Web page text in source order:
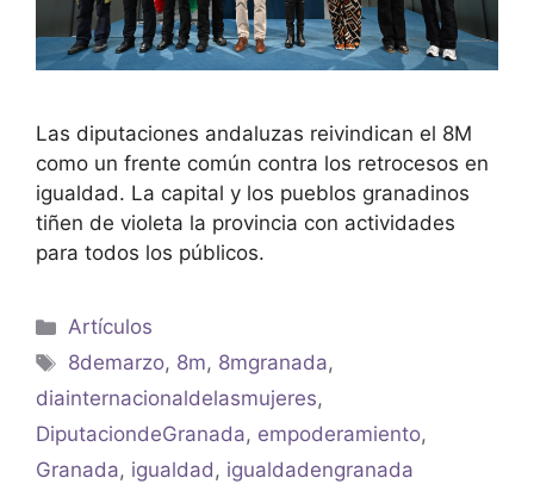
Las diputaciones andaluzas reivindican el 8M
como un frente común contra los retrocesos en
igualdad. La capital y los pueblos granadinos
tiñen de violeta la provincia con actividades
para todos los públicos.
Artículos
8demarzo, 8m, 8mgranada,
diainternacionaldelasmujeres,
DiputaciondeGranada, empoderamiento,
Granada, igualdad, igualdadengranada